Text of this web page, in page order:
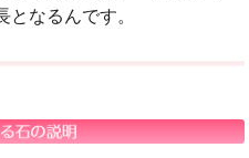
なるんです。